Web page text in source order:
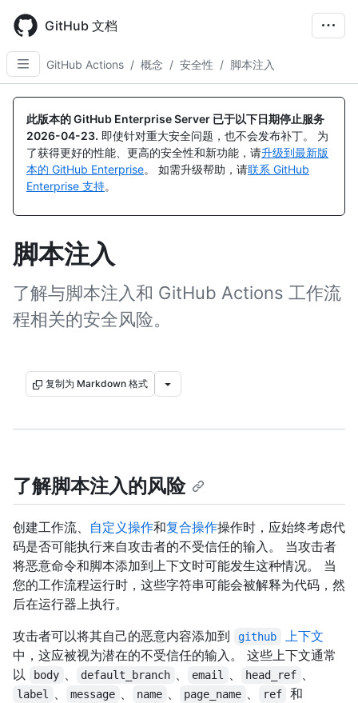
main
content
GitHub 文档
GitHub Actions / 概念 / 安全性 / 脚本注入
此版本的 GitHub Enterprise Server 已于以下日期停止服务
2026-04-23. 即使针对重大安全问题，也不会发布补丁。 为
了获得更好的性能、更高的安全性和新功能，请升级到最新版
本的 GitHub Enterprise。 如需升级帮助，请联系 GitHub
Enterprise 支持。
脚本注入
了解与脚本注入和 GitHub Actions 工作流
程相关的安全风险。
复制为 Markdown 格式
了解脚本注入的风险
创建工作流、 自定义操作和复合操作操作时，应始终考虑代
码是否可能执行来自攻击者的不受信任的输入。 当攻击者
将恶意命令和脚本添加到上下文时可能发生这种情况。 当
您的工作流程运行时，这些字符串可能会被解释为代码，然
后在运行器上执行。
攻击者可以将其自己的恶意内容添加到
github
上下文
中，这应被视为潜在的不受信任的输入。 这些上下文通常
以
body 、 default_branch 、 email 、 head_ref 、
label 、 message 、 name 、 page_name 、 ref 和